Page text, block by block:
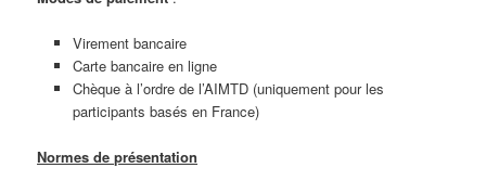
Virement bancaire
Carte bancaire en ligne
Chèque à l’ordre de l’AIMTD (uniquement pour les
participants basés en France)
Normes de présentation